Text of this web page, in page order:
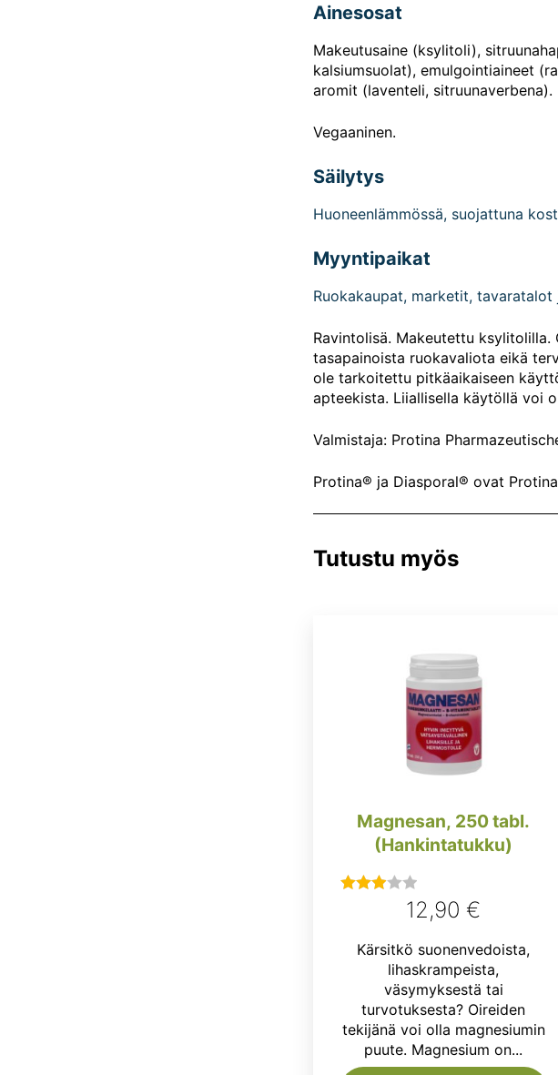
Ainesosat
Makeutusaine (ksylitoli),
kalsiumsuolat), emulgointiaineet
aromit (laventeli, sitruunaverbena).
Vegaaninen. ​
Säilytys
Huoneenlämmössä, suojattuna
Myyntipaikat
Ruokakaupat, marketit, tavaratalot
Ravintolisä. Makeutettu
tasapainoista ruokavaliota eikä
ole tarkoitettu pitkäaikaiseen
apteekista. Liiallisella käytöllä voi
Valmistaja: Protina
Protina® ja Diasporal® ovat
Tutustu myös
Magnesan, 250 tabl.
(Hankintatukku)
3.00/ 5
12,90 €
Kärsitkö suonenvedoista,
lihaskrampeista,
väsymyksestä tai
turvotuksesta? Oireiden
tekijänä voi olla magnesiumin
puute. Magnesium on...